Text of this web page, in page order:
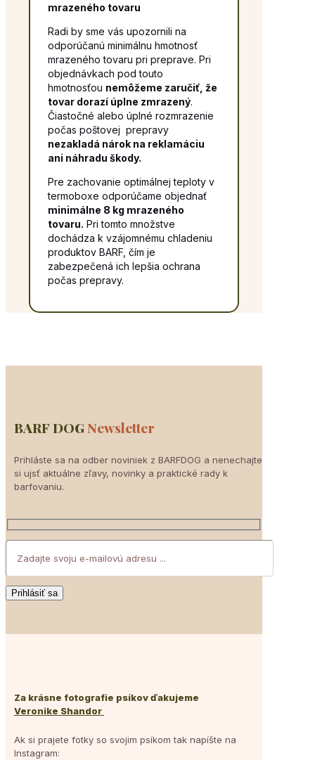
mrazeného tovaru
Radi by sme vás upozornili na
odporúčanú minimálnu hmotnosť
mrazeného tovaru pri preprave. Pri
objednávkach pod touto
hmotnosťou nemôžeme zaručiť, že
tovar dorazí úplne zmrazený.
Čiastočné alebo úplné rozmrazenie
počas poštovej prepravy
nezakladá nárok na reklamáciu
ani náhradu škody.
Pre zachovanie optimálnej teploty v
termoboxe odporúčame objednať
minimálne 8 kg mrazeného
tovaru. Pri tomto množstve
dochádza k vzájomnému chladeniu
produktov BARF, čím je
zabezpečená ich lepšia ochrana
počas prepravy.
BARF DOGNewsletter
Prihláste sa na odber noviniek z BARFDOG a nenechajte
si ujsť aktuálne zľavy, novinky a praktické rady k
barfovaniu.
Za krásne fotografie psíkov ďakujeme
Veronike Shandor
Ak si prajete fotky so svojim psíkom tak napíšte na
Instagram: